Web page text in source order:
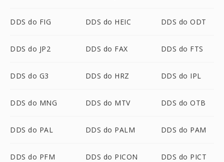
DDS do FIG DDS do HEIC DDS do ODT
DDS do JP2 DDS do FAX DDS do FTS
DDS do G3 DDS do HRZ DDS do IPL
DDS do MNG DDS do MTV DDS do OTB
DDS do PAL DDS do PALM DDS do PAM
DDS do PFM DDS do PICON DDS do PICT